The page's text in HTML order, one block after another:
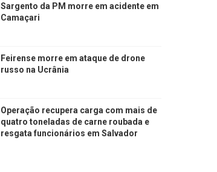
Sargento da PM morre em acidente em
Camaçari
Feirense morre em ataque de drone
russo na Ucrânia
Operação recupera carga com mais de
quatro toneladas de carne roubada e
resgata funcionários em Salvador